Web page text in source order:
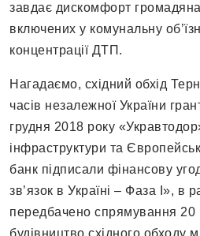
завдає дискомфорт
включених у комунальну
концентрації ДТП.
Нагадаємо, східний обхід
часів незалежної України
грудня 2018 року
інфраструктури та
банк підписали фінансову
зв’язок в Україні – Фаза І», в
передбачено спрямування 20